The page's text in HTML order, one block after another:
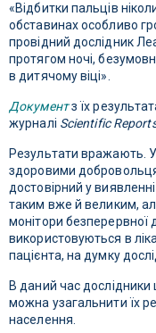
«Відбитки пальців
обставинах особливо
провідний дослідник
протягом ночі,
в дитячому віці».
Документз їх
журналі Scientific
Результати вражають. У
здоровими
достовірний у
таким вже й великим,
монітори безперервної
використовуються в
пацієнта, на думку
В даний час
можна узагальнити їх
населення.